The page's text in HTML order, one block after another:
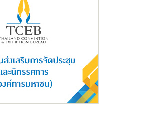
หลายคนพร้อมที่จะเป็นเจ้าของแบรนด์สินค้า
ธุรกิจการทำงานของบริษัท จากจุดแข็งธุรกิจ
ายเจ้าของแบรนด์เพิ่มให้ครบ 10 รายแล้ว ยัง
ยรวมทั้ง 4 บริษัท ในสิ้นปีนี้ 2,000 ล้านบาท
อยอดธุรกิจ ล่าสุดเมื่อวันที่ 28 กุมภาพันธ์ที่
ความร่วมมือทางวิชาการเพื่อจัดการ
า ระหว่างวิทยาลัยสารพัดช่างบุรีรัมย์ ร่วมกับ
บริษัท แกรนด์ โกลบอล อินโนเทค